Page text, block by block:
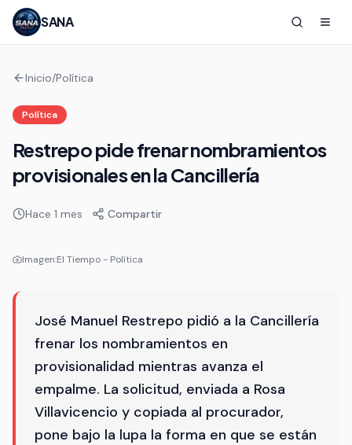
SANA
Inicio/Política
Política
Restrepo pide frenar nombramientos
provisionales en la Cancillería
Hace 1 mes Compartir
Imagen:El Tiempo - Política
José Manuel Restrepo pidió a la Cancillería
frenar los nombramientos en
provisionalidad mientras avanza el
empalme. La solicitud, enviada a Rosa
Villavicencio y copiada al procurador,
pone bajo la lupa la forma en que se están